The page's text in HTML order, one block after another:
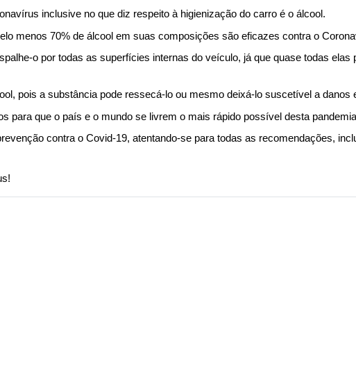
inclusive no que diz respeito à higienização do carro é o álcool.
menos 70% de álcool em suas composições são eficazes contra o
o por todas as superfícies internas do veículo, já que quase todas elas
pois a substância pode ressecá-lo ou mesmo deixá-lo suscetível a danos
para que o país e o mundo se livrem o mais rápido possível desta
contra o Covid-19, atentando-se para todas as recomendações,